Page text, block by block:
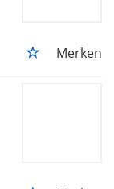
Merken